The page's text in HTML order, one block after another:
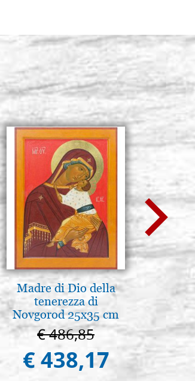
Madre di Dio della
tenerezza di
Novgorod 25x35 cm
€ 486,85
€ 438,17
€
€